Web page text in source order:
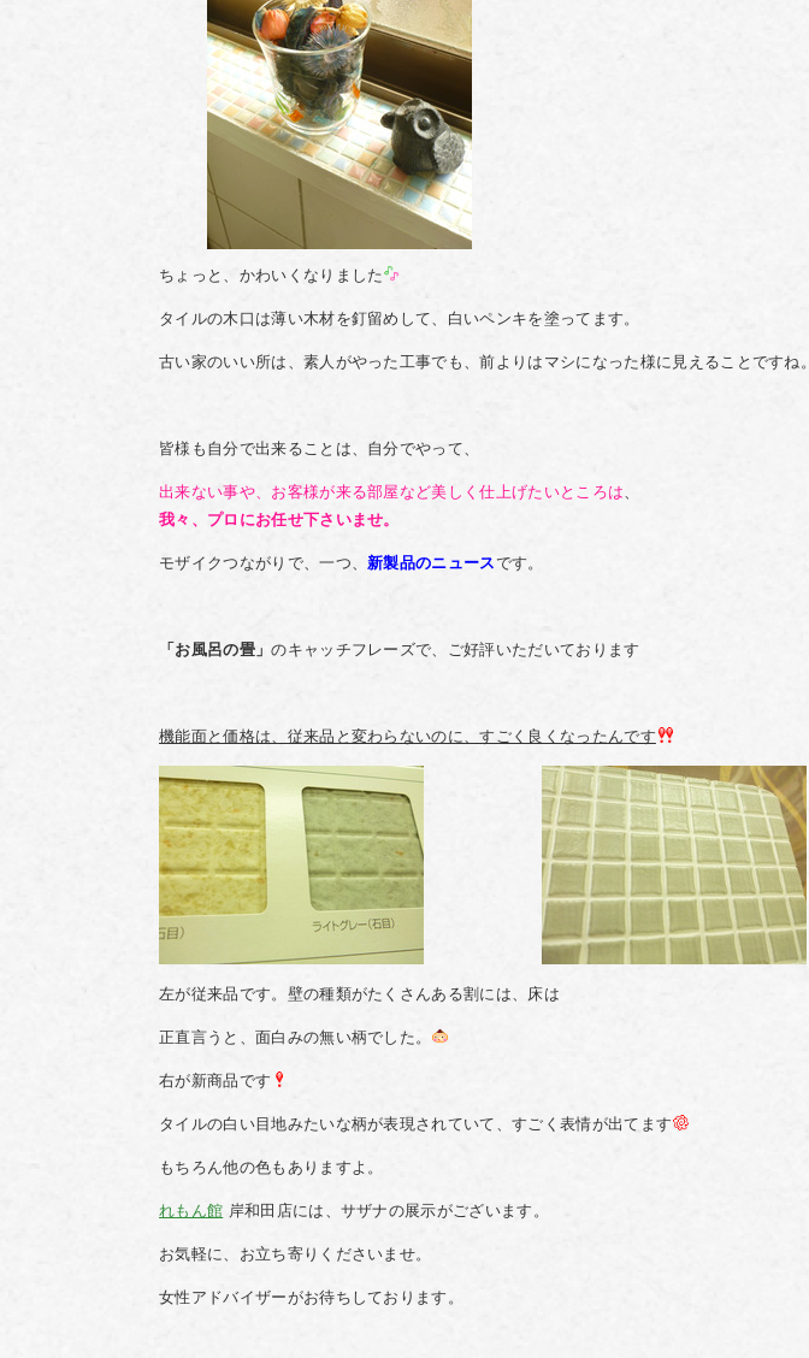
ちょっと、かわいくなりました
タイルの木口は薄い木材を釘留めして、白いペンキを塗ってます。
古い家のいい所は、素人がやった工事でも、前よりはマシになった様に見えることですね。
皆様も自分で出来ることは、自分でやって、
出来ない事や、お客様が来る部屋など美しく仕上げたいところは、
我々、プロにお任せ下さいませ。
モザイクつながりで、一つ、新製品のニュースです。
「お風呂の畳」のキャッチフレーズで、ご好評いただいております
機能面と価格は、従来品と変わらないのに、すごく良くなったんです
左が従来品です。壁の種類がたくさんある割には、床は
正直言うと、面白みの無い柄でした。
右が新商品です
タイルの白い目地みたいな柄が表現されていて、すごく表情が出てます
もちろん他の色もありますよ。
れもん館 岸和田店には、サザナの展示がございます。
お気軽に、お立ち寄りくださいませ。
女性アドバイザーがお待ちしております。